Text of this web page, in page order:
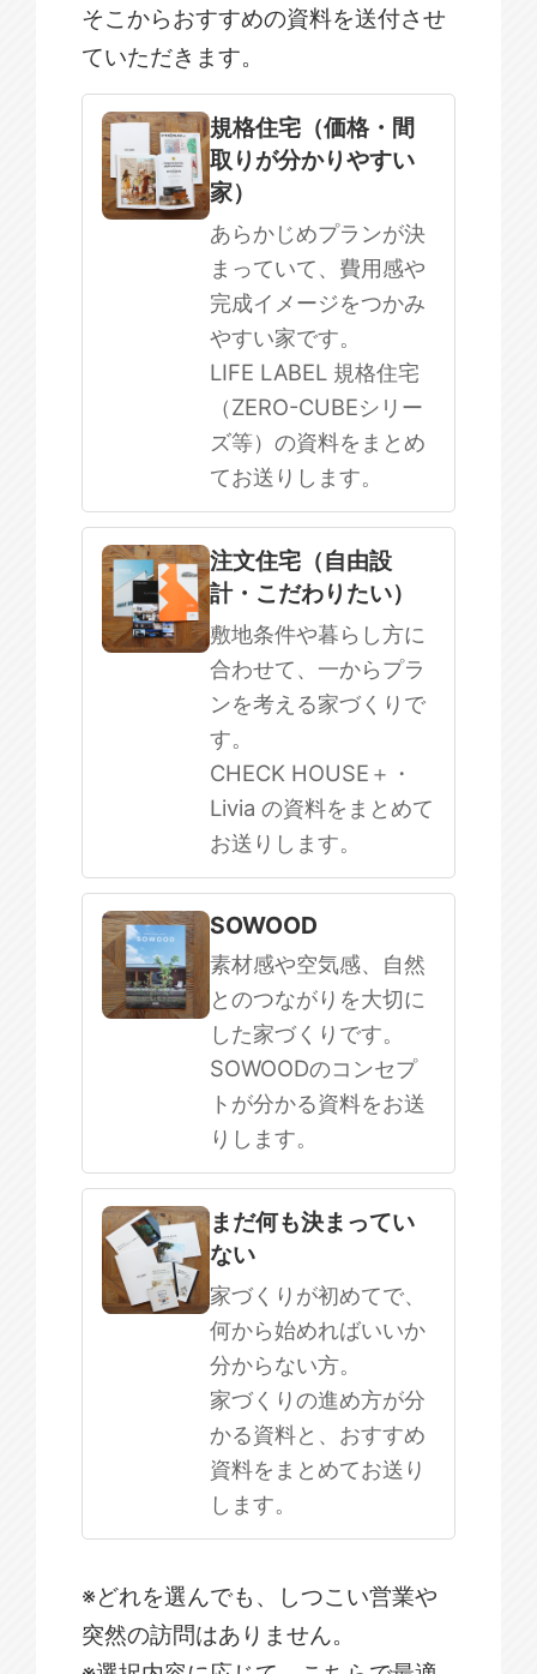
そこからおすすめの資料を送付させ
ていただきます。
規格住宅
注文住宅
SOWOOD
まだ何も決まっていない
規格住宅（価格・間
取りが分かりやすい
家）
あらかじめプランが決
まっていて、費用感や
完成イメージをつかみ
やすい家です。
LIFE LABEL 規格住宅
（ZERO-CUBEシリー
ズ等）の資料をまとめ
てお送りします。
注文住宅（自由設
計・こだわりたい）
敷地条件や暮らし方に
合わせて、一からプラ
ンを考える家づくりで
す。
CHECK HOUSE＋・
Livia の資料をまとめて
お送りします。
SOWOOD
素材感や空気感、自然
とのつながりを大切に
した家づくりです。
SOWOODのコンセプ
トが分かる資料をお送
りします。
まだ何も決まってい
ない
家づくりが初めてで、
何から始めればいいか
分からない方。
家づくりの進め方が分
かる資料と、おすすめ
資料をまとめてお送り
します。
※どれを選んでも、しつこい営業や
突然の訪問はありません。